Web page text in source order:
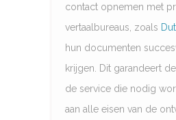
contact opnemen met
vertaalbureaus, zoals
hun documenten
krijgen. Dit garandeert
de service die nodig
aan alle eisen van de